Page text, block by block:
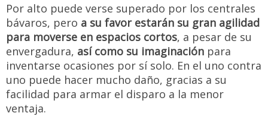
Por alto puede verse superado por los centrales
bávaros, pero a su favor estarán su gran agilidad
para moverse en espacios cortos, a pesar de su
envergadura, así como su imaginación para
inventarse ocasiones por sí solo. En el uno contra
uno puede hacer mucho daño, gracias a su
facilidad para armar el disparo a la menor
ventaja.